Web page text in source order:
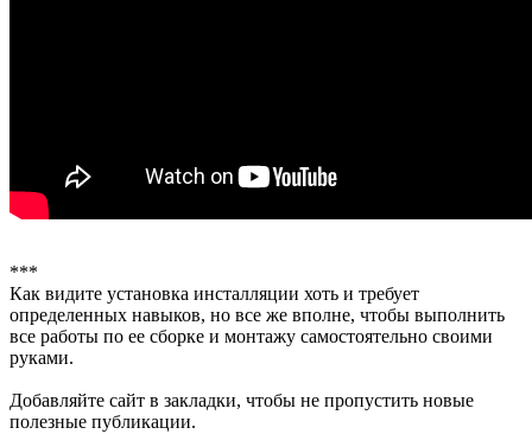
***
Как видите установка инсталляции хоть и требует
определенных навыков, но все же вполне, чтобы выполнить
все работы по ее сборке и монтажу самостоятельно своими
руками.
Добавляйте сайт в закладки, чтобы не пропустить новые
полезные публикации.